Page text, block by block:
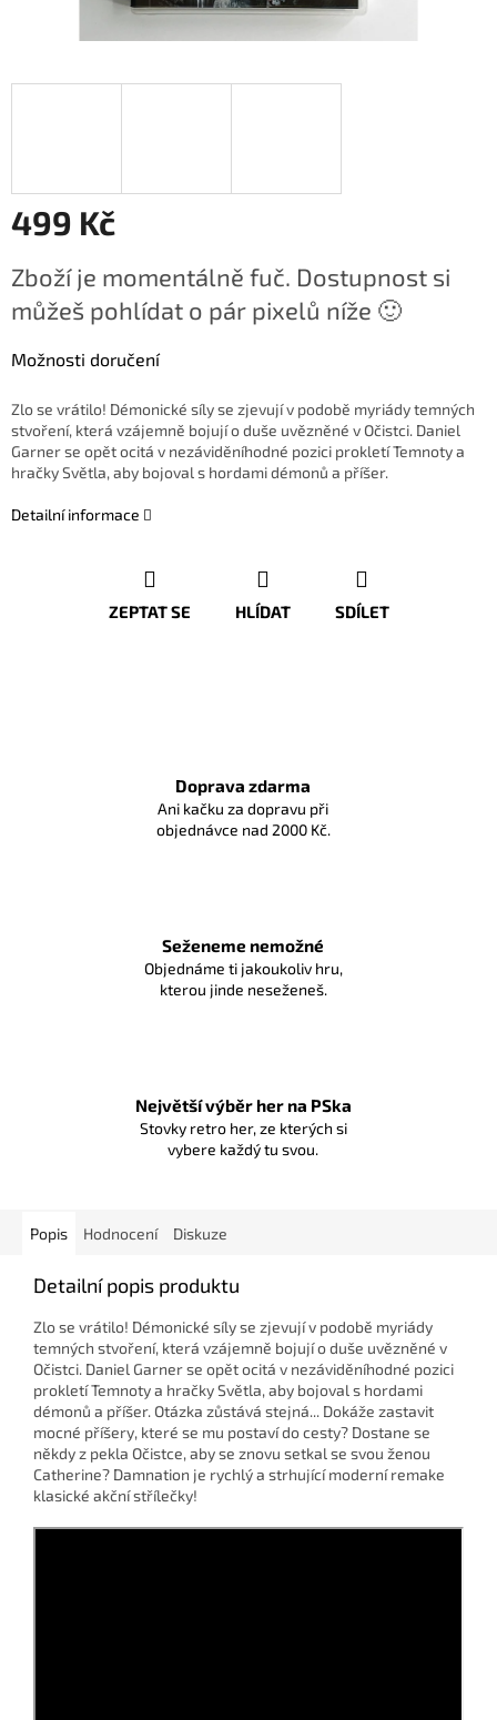
499 Kč
cena:
Zboží je momentálně fuč. Dostupnost si
můžeš pohlídat o pár pixelů níže 🙂
Možnosti doručení
Zlo se vrátilo! Démonické síly se zjevují v podobě myriády temných
stvoření, která vzájemně bojují o duše uvězněné v Očistci. Daniel
Garner se opět ocitá v nezáviděníhodné pozici prokletí Temnoty a
hračky Světla, aby bojoval s hordami démonů a příšer.
Detailní informace
ZEPTAT SE HLÍDAT SDÍLET
Doprava zdarma
Ani kačku za dopravu při
objednávce nad 2000 Kč.
Seženeme nemožné
Objednáme ti jakoukoliv hru,
kterou jinde neseženeš.
Největší výběr her na PSka
Stovky retro her, ze kterých si
vybere každý tu svou.
Popis Hodnocení Diskuze
Detailní popis produktu
Zlo se vrátilo! Démonické síly se zjevují v podobě myriády
temných stvoření, která vzájemně bojují o duše uvězněné v
Očistci. Daniel Garner se opět ocitá v nezáviděníhodné pozici
prokletí Temnoty a hračky Světla, aby bojoval s hordami
démonů a příšer. Otázka zůstává stejná... Dokáže zastavit
mocné příšery, které se mu postaví do cesty? Dostane se
někdy z pekla Očistce, aby se znovu setkal se svou ženou
Catherine? Damnation je rychlý a strhující moderní remake
klasické akční střílečky!